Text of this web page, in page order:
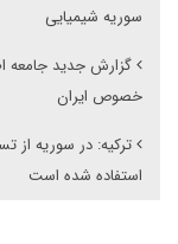
سوریه شیمیایی
گزارش جدید جامعه
خصوص ایران
ترکیه: در سوریه از
استفاده شده است